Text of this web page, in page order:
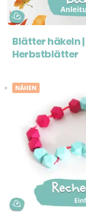
Blätter häkeln
Herbstblätter
NÄHEN